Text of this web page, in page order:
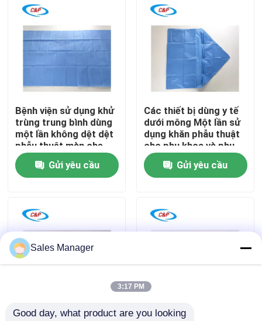
Sản phẩm
video
Trình diễn VR
Về chúng tôi
Chuyến tham quan nhà máy
Liên hệ với chúng tôi
Các vụ án
Bệnh viện sử dụng khử
trùng trung bình dùng
một lần không dệt dệt
phẫu thuật màn che
chống lỏng trang trải
phẫu thuật màn che
Gửi yêu cầu
Các thiết bị dùng y tế
dưới mông Một lần sử
dụng khăn phẫu thuật
cho phụ khoa và phụ
khoa
Gửi yêu cầu
Thảm phẫu thuật dùng Một lần sử dụng nhà
Sales Manager
3:17 PM
Good day, what product are you looking